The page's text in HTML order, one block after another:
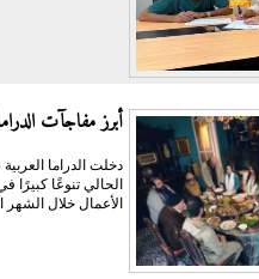
أبرز مفاجآت الدراما العربية في
الحالي تنوعًا
الأعمال خلال الشهر